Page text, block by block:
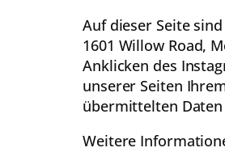
Auf dieser Seite
1601 Willow Road,
Anklicken des
unserer Seiten
übermittelten
Weitere